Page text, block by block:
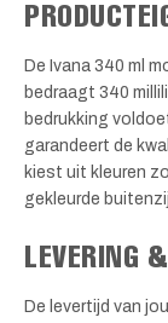
De Ivana 340 ml
bedraagt 340
bedrukking
garandeert de
kiest uit kleuren
gekleurde
LEVERING
De levertijd van